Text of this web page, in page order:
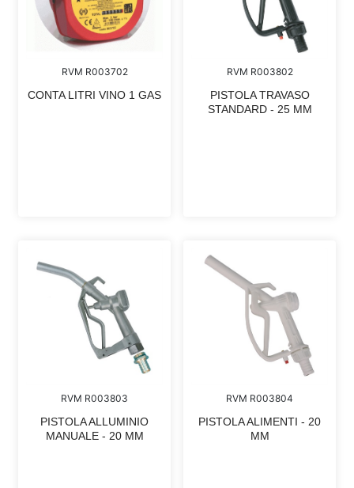
RVM R003702
CONTA LITRI VINO 1 GAS
RVM R003802
PISTOLA TRAVASO
STANDARD - 25 MM
RVM R003803
PISTOLA ALLUMINIO
MANUALE - 20 MM
RVM R003804
PISTOLA ALIMENTI - 20
MM